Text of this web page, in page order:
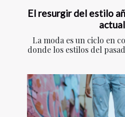
El resurgir del estilo
actual
La moda es un ciclo en
donde los estilos del